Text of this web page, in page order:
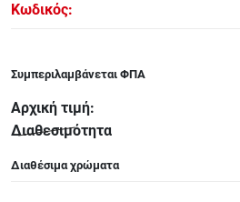
Κωδικός:
Συμπεριλαμβάνεται ΦΠΑ
Αρχική τιμή:
Διαθεσιμότητα
Διαθέσιμα χρώματα
ΤΕΤΡΑΔΙΑ-DVD-CD